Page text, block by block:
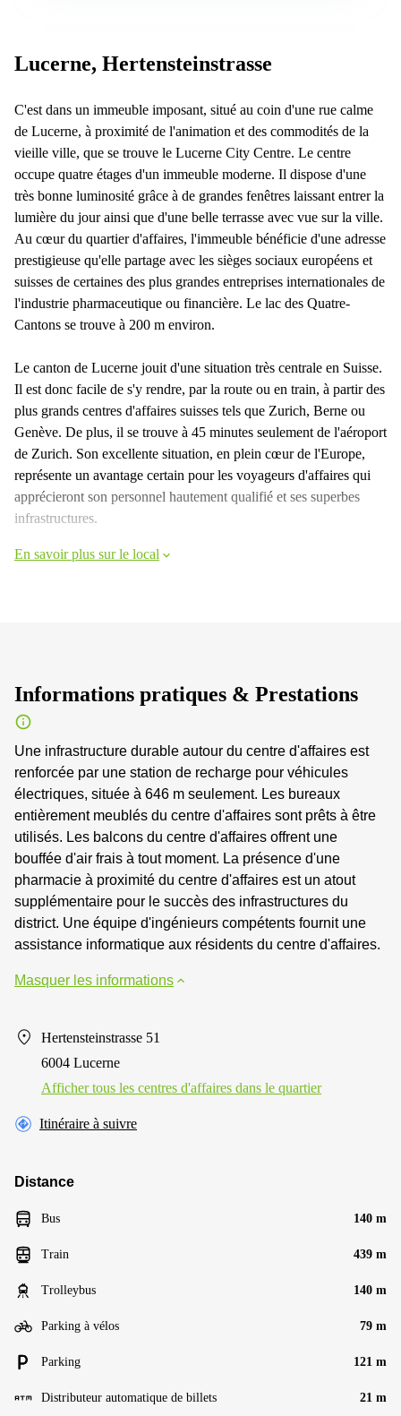
Pièce
1
10 Zürich
Lucerne, Hertensteinstrasse
C'est dans un immeuble imposant, situé au coin d'une rue calme
de Lucerne, à proximité de l'animation et des commodités de la
vieille ville, que se trouve le Lucerne City Centre. Le centre
occupe quatre étages d'un immeuble moderne. Il dispose d'une
très bonne luminosité grâce à de grandes fenêtres laissant entrer la
lumière du jour ainsi que d'une belle terrasse avec vue sur la ville.
Au cœur du quartier d'affaires, l'immeuble bénéficie d'une adresse
prestigieuse qu'elle partage avec les sièges sociaux européens et
suisses de certaines des plus grandes entreprises internationales de
l'industrie pharmaceutique ou financière. Le lac des Quatre-
Cantons se trouve à 200 m environ.
Le canton de Lucerne jouit d'une situation très centrale en Suisse.
Il est donc facile de s'y rendre, par la route ou en train, à partir des
plus grands centres d'affaires suisses tels que Zurich, Berne ou
Genève. De plus, il se trouve à 45 minutes seulement de l'aéroport
de Zurich. Son excellente situation, en plein cœur de l'Europe,
représente un avantage certain pour les voyageurs d'affaires qui
apprécieront son personnel hautement qualifié et ses superbes
infrastructures.
En savoir plus sur le local
Informations pratiques & Prestations
Une infrastructure durable autour du centre d'affaires est
renforcée par une station de recharge pour véhicules
électriques, située à 646 m seulement. Les bureaux
entièrement meublés du centre d'affaires sont prêts à être
utilisés. Les balcons du centre d'affaires offrent une
bouffée d'air frais à tout moment. La présence d'une
pharmacie à proximité du centre d'affaires est un atout
supplémentaire pour le succès des infrastructures du
district. Une équipe d'ingénieurs compétents fournit une
assistance informatique aux résidents du centre d'affaires.
Masquer les informations
Hertensteinstrasse 51
6004 Lucerne
Afficher tous les centres d'affaires dans le quartier
Itinéraire à suivre
Distance
Bus 140 m
Train 439 m
Trolleybus 140 m
Parking à vélos 79 m
Parking 121 m
Distributeur automatique de billets 21 m